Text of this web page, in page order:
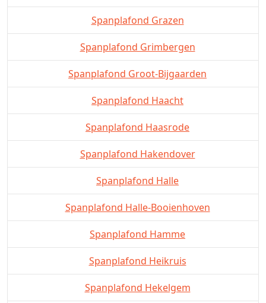
Spanplafond Grazen
Spanplafond Grimbergen
Spanplafond Groot-Bijgaarden
Spanplafond Haacht
Spanplafond Haasrode
Spanplafond Hakendover
Spanplafond Halle
Spanplafond Halle-Booienhoven
Spanplafond Hamme
Spanplafond Heikruis
Spanplafond Hekelgem